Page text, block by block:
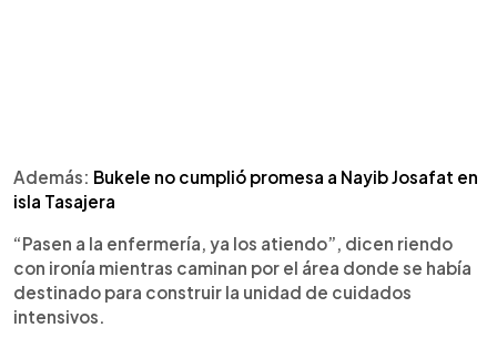
Además: Bukele no cumplió promesa a Nayib Josafat en
isla Tasajera
“Pasen a la enfermería, ya los atiendo”, dicen riendo
con ironía mientras caminan por el área donde se había
destinado para construir la unidad de cuidados
intensivos.